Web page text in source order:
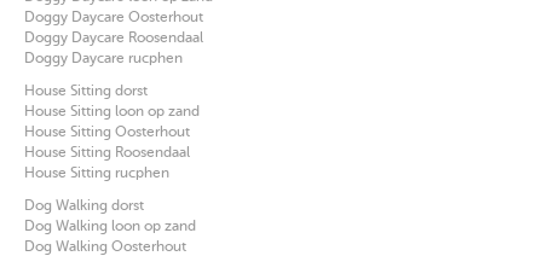
Doggy Daycare Oosterhout
Doggy Daycare Roosendaal
Doggy Daycare rucphen
House Sitting dorst
House Sitting loon op zand
House Sitting Oosterhout
House Sitting Roosendaal
House Sitting rucphen
Dog Walking dorst
Dog Walking loon op zand
Dog Walking Oosterhout